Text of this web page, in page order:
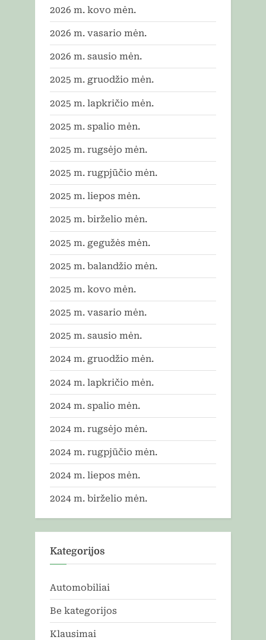
2026 m. kovo mėn.
2026 m. vasario mėn.
2026 m. sausio mėn.
2025 m. gruodžio mėn.
2025 m. lapkričio mėn.
2025 m. spalio mėn.
2025 m. rugsėjo mėn.
2025 m. rugpjūčio mėn.
2025 m. liepos mėn.
2025 m. birželio mėn.
2025 m. gegužės mėn.
2025 m. balandžio mėn.
2025 m. kovo mėn.
2025 m. vasario mėn.
2025 m. sausio mėn.
2024 m. gruodžio mėn.
2024 m. lapkričio mėn.
2024 m. spalio mėn.
2024 m. rugsėjo mėn.
2024 m. rugpjūčio mėn.
2024 m. liepos mėn.
2024 m. birželio mėn.
Kategorijos
Automobiliai
Be kategorijos
Klausimai